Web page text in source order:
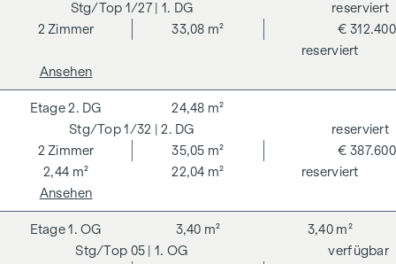
1/27 | 1. DG
2Zimmer 33,08 m²
€ 312.400
reserviert
reserviert
Ansehen
1/32 | 2. DG
2. DG
2Zimmer 35,05 m²
24,48 m²
2,44 m² 22,04 m²
€ 387.600
reserviert
reserviert
Ansehen
05 | 1. OG
1. OG 3,40 m² 3,40 m²
verfügbar